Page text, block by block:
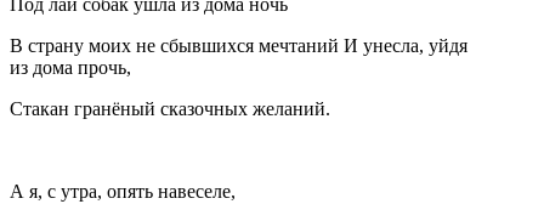
Под лай собак ушла из дома ночь
В страну моих не сбывшихся мечтаний И унесла, уйдя
из дома прочь,
Стакан гранёный сказочных желаний.
А я, с утра, опять навеселе,